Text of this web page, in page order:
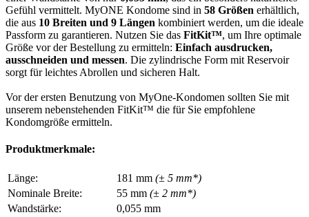
Gefühl vermittelt. MyONE Kondome sind in 58 Größen erhältlich,
die aus 10 Breiten und 9 Längen kombiniert werden, um die ideale
Passform zu garantieren. Nutzen Sie das FitKit™, um Ihre optimale
Größe vor der Bestellung zu ermitteln: Einfach ausdrucken,
ausschneiden und messen. Die zylindrische Form mit Reservoir
sorgt für leichtes Abrollen und sicheren Halt.
Vor der ersten Benutzung von MyOne-Kondomen sollten Sie mit
unserem nebenstehenden FitKit™ die für Sie empfohlene
Kondomgröße ermitteln.
Produktmerkmale:
Länge: 181 mm (± 5 mm*)
Nominale Breite:
55 mm (± 2 mm*)
Wandstärke:
0,055 mm